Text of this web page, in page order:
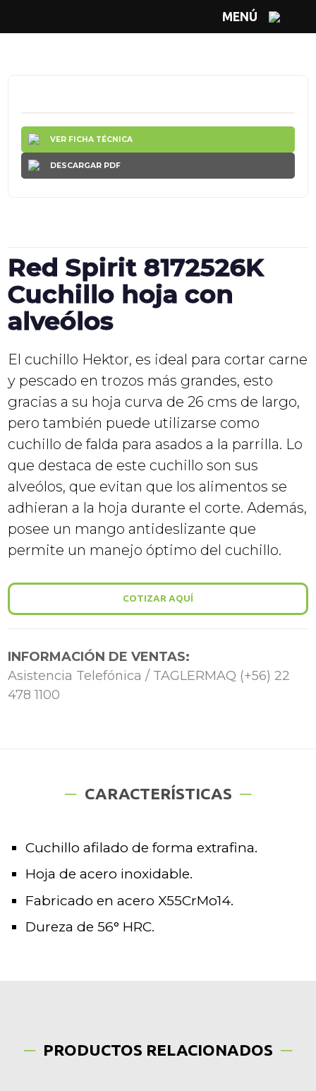
MENÚ
VER FICHA TÉCNICA
DESCARGAR PDF
Red Spirit 8172526K
Cuchillo hoja con
alveólos
El cuchillo Hektor, es ideal para cortar carne
y pescado en trozos más grandes, esto
gracias a su hoja curva de 26 cms de largo,
pero también puede utilizarse como
cuchillo de falda para asados a la parrilla. Lo
que destaca de este cuchillo son sus
alveólos, que evitan que los alimentos se
adhieran a la hoja durante el corte. Además,
posee un mango antideslizante que
permite un manejo óptimo del cuchillo.
COTIZAR AQUÍ
INFORMACIÓN DE VENTAS:
Asistencia Telefónica / TAGLERMAQ (+56) 22
478 1100
CARACTERÍSTICAS
Cuchillo afilado de forma extrafina.
Hoja de acero inoxidable.
Fabricado en acero X55CrMo14.
Dureza de 56° HRC.
PRODUCTOS RELACIONADOS